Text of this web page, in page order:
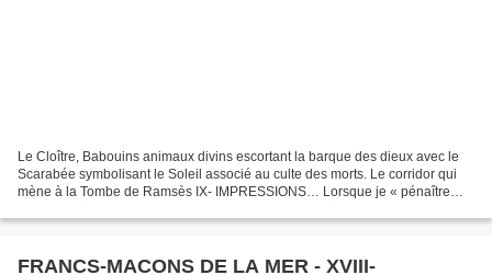
Le Cloître, Babouins animaux divins escortant la barque des dieux avec le
Scarabée symbolisant le Soleil associé au culte des morts. Le corridor qui
mène à la Tombe de Ramsès IX- IMPRESSIONS… Lorsque je « pénaître
FRANCS-MACONS DE LA MER - XVIII-